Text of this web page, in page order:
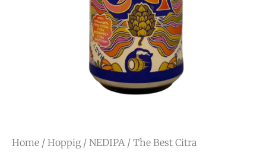
Home / Hoppig/ NEDIPA / The Best Citra